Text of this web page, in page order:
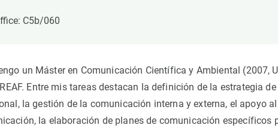
C5b/060
un Máster en Comunicación Científica y Ambiental (2007,
Entre mis tareas destacan la definición de la estrategia
la gestión de la comunicación interna y externa, el apoyo
la elaboración de planes de comunicación específicos
Temas transversales